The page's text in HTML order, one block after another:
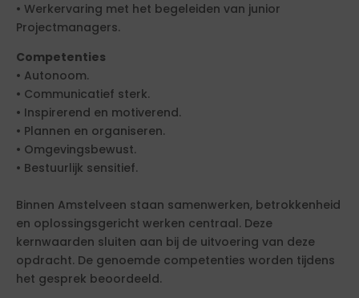
• Werkervaring met het begeleiden van junior
Projectmanagers.
Competenties
• Autonoom.
• Communicatief sterk.
• Inspirerend en motiverend.
• Plannen en organiseren.
• Omgevingsbewust.
• Bestuurlijk sensitief.
Binnen Amstelveen staan samenwerken, betrokkenheid
en oplossingsgericht werken centraal. Deze
kernwaarden sluiten aan bij de uitvoering van deze
opdracht. De genoemde competenties worden tijdens
het gesprek beoordeeld.